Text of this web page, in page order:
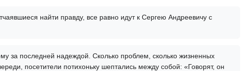
найти правду, все равно идут к Сергею Андреевичу с
за последней надеждой. Сколько проблем, сколько жизненных
посетители потихоньку шептались между собой: «Говорят, он